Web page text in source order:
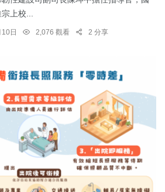
上校...
日 2,076 觀看 2 分享